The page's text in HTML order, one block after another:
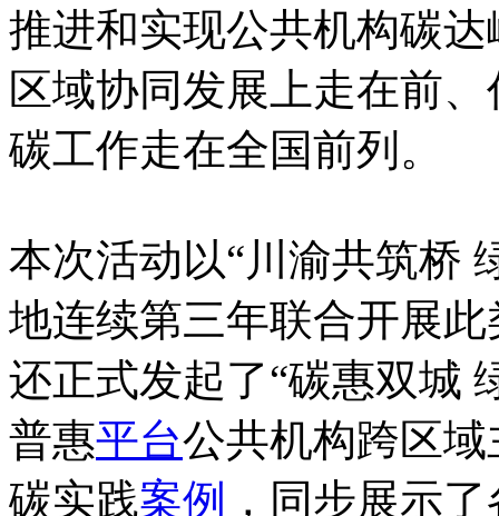
推进和实现公共机构碳
区域协同发展上走在前
碳工作走在全国前列。
本次活动以“川渝共筑桥
地连续第三年联合开展
还正式发起了“碳惠双城
普惠平台公共机构跨区
碳实践案例
，同步展示